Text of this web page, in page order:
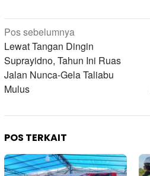
Navigasi
pos
Pos sebelumnya
Lewat Tangan Dingin
Suprayidno, Tahun Ini Ruas
Jalan Nunca-Gela Taliabu
Mulus
POS TERKAIT